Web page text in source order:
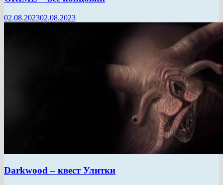
02.08.202302.08.2023
Darkwood – квест Улитки